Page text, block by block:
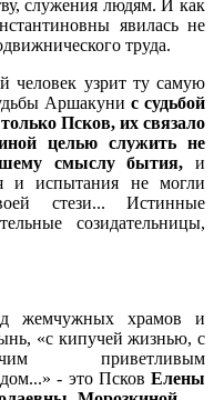
служения людям. И как
явилась не
труда.
человек узрит ту самую
Аршакуни с судьбой
Псков, их связало
целью служить не
смыслу бытия, и
и испытания не могли
стези... Истинные
созидательницы,
жемчужных храмов и
«с кипучей жизнью, с
приветливым
- это Псков Елены